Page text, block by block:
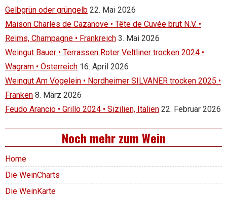
Gelbgrün oder grüngelb 22. Mai 2026
Maison Charles de Cazanove • Tête de Cuvée brut N.V. •
Reims, Champagne • Frankreich 3. Mai 2026
Weingut Bauer • Terrassen Roter Veltliner trocken 2024 •
Wagram • Österreich 16. April 2026
Weingut Am Vögelein • Nordheimer SILVANER trocken 2025 •
Franken 8. März 2026
Feudo Arancio • Grillo 2024 • Sizilien, Italien 22. Februar 2026
Noch mehr zum Wein
Home
Die WeinCharts
Die WeinKarte